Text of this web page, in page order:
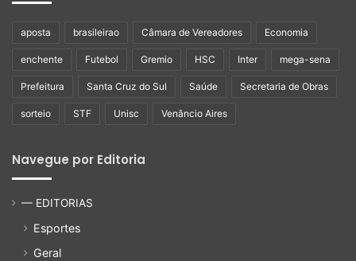
aposta brasileirao Câmara de Vereadores Economia
enchente Futebol Gremio HSC Inter mega-sena
Prefeitura Santa Cruz do Sul Saúde Secretaria de Obras
sorteio STF Unisc Venâncio Aires
Navegue por Editoria
— EDITORIAS
Esportes
Geral